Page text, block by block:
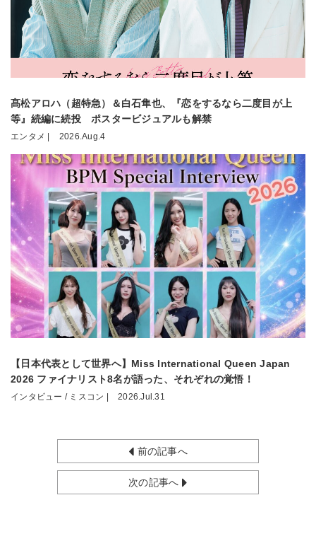
髙松アロハ（超特急）＆白石隼也、『恋をするなら二度目が上
等』続編に続投 ポスタービジュアルも解禁
エンタメ | 2026.Aug.4
【日本代表として世界へ】Miss International Queen Japan
2026 ファイナリスト8名が語った、それぞれの覚悟！
インタビュー / ミスコン | 2026.Jul.31
前の記事へ
次の記事へ